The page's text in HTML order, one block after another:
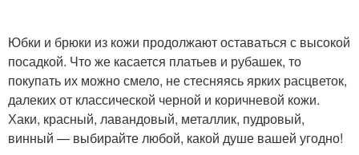
Юбки и брюки из кожи продолжают оставаться с высокой
посадкой. Что же касается платьев и рубашек, то
покупать их можно смело, не стесняясь ярких расцветок,
далеких от классической черной и коричневой кожи.
Хаки, красный, лавандовый, металлик, пудровый,
винный — выбирайте любой, какой душе вашей угодно!